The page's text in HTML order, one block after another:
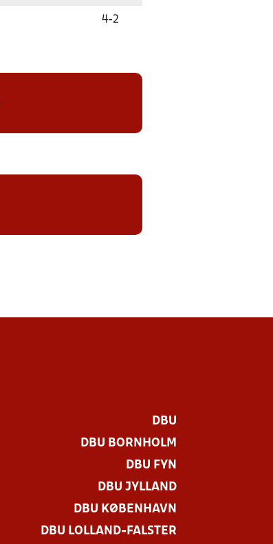
4-2
DBU
DBU BORNHOLM
DBU FYN
DBU JYLLAND
DBU KØBENHAVN
DBU LOLLAND-FALSTER